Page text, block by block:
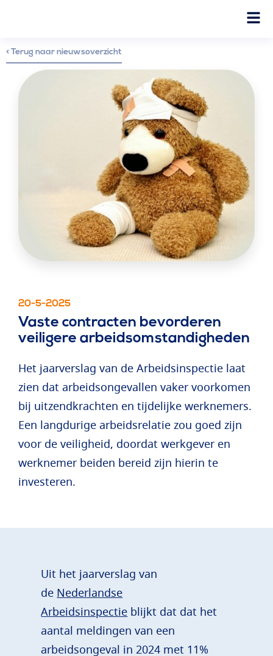
< Terug naar nieuwsoverzicht
20-5-2025
Vaste contracten bevorderen
veiligere arbeidsomstandigheden
Het jaarverslag van de Arbeidsinspectie laat
zien dat arbeidsongevallen vaker voorkomen
bij uitzendkrachten en tijdelijke werknemers.
Een langdurige arbeidsrelatie zou goed zijn
voor de veiligheid, doordat werkgever en
werknemer beiden bereid zijn hierin te
investeren.
Uit het jaarverslag van
de Nederlandse
Arbeidsinspectie blijkt dat dat het
aantal meldingen van een
arbeidsongeval in 2024 met 11%